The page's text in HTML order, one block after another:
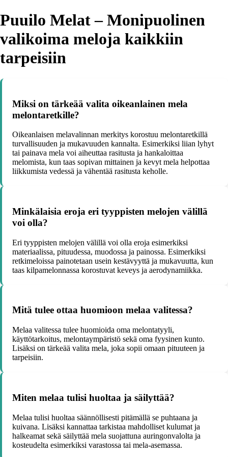
Puuilo Melat – Monipuolinen
valikoima meloja kaikkiin
tarpeisiin
Miksi on tärkeää valita oikeanlainen mela
melontaretkille?
Oikeanlaisen melavalinnan merkitys korostuu melontaretkillä
turvallisuuden ja mukavuuden kannalta. Esimerkiksi liian lyhyt
tai painava mela voi aiheuttaa rasitusta ja hankaloittaa
melomista, kun taas sopivan mittainen ja kevyt mela helpottaa
liikkumista vedessä ja vähentää rasitusta keholle.
Minkälaisia eroja eri tyyppisten melojen välillä
voi olla?
Eri tyyppisten melojen välillä voi olla eroja esimerkiksi
materiaalissa, pituudessa, muodossa ja painossa. Esimerkiksi
retkimeloissa painotetaan usein kestävyyttä ja mukavuutta, kun
taas kilpamelonnassa korostuvat keveys ja aerodynamiikka.
Mitä tulee ottaa huomioon melaa valitessa?
Melaa valitessa tulee huomioida oma melontatyyli,
käyttötarkoitus, melontaympäristö sekä oma fyysinen kunto.
Lisäksi on tärkeää valita mela, joka sopii omaan pituuteen ja
tarpeisiin.
Miten melaa tulisi huoltaa ja säilyttää?
Melaa tulisi huoltaa säännöllisesti pitämällä se puhtaana ja
kuivana. Lisäksi kannattaa tarkistaa mahdolliset kulumat ja
halkeamat sekä säilyttää mela suojattuna auringonvalolta ja
kosteudelta esimerkiksi varastossa tai mela-asemassa.